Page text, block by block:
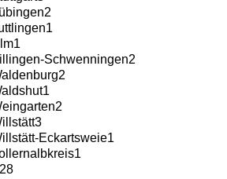
2
1
1
Schwenningen2
2
1
2
3
Eckartsweie1
1
28